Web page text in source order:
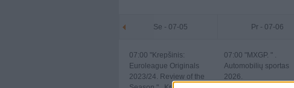
Se - 07-05
07:00 "Krepšinis:
Euroleague Originals
2023/24. Review of the
Pr - 07-06
07:00 "MXGP. " .
Automobilių sportas
2026.